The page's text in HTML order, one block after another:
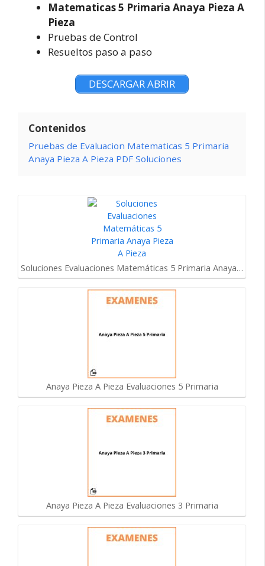
Matematicas 5 Primaria Anaya Pieza A
Pieza
Pruebas de Control
Resueltos paso a paso
DESCARGAR ABRIR
Contenidos
Pruebas de Evaluacion Matematicas 5 Primaria
Anaya Pieza A Pieza PDF Soluciones
Soluciones Evaluaciones Matemáticas 5 Primaria Anaya…
Anaya Pieza A Pieza Evaluaciones 5 Primaria
Anaya Pieza A Pieza Evaluaciones 3 Primaria